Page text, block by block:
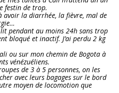
festin de trop.
avoir la diarrhée, la fièvre, mal de
pendant au moins 24h sans trop
bloqué et inactif. J’ai perdu 2 kg
ou sur mon chemin de Bogota à
vénézuéliens.
de 3 à 5 personnes, on les
avec leurs bagages sur le bord
moyen de locomotion que